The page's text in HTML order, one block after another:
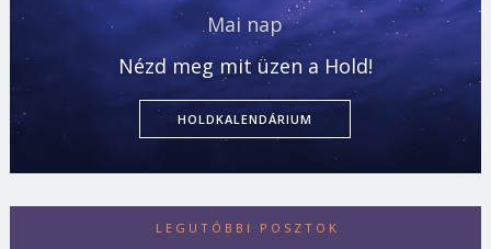
Mai nap
Nézd meg mit üzen a Hold!
HOLDKALENDÁRIUM
LEGUTÓBBI POSZTOK